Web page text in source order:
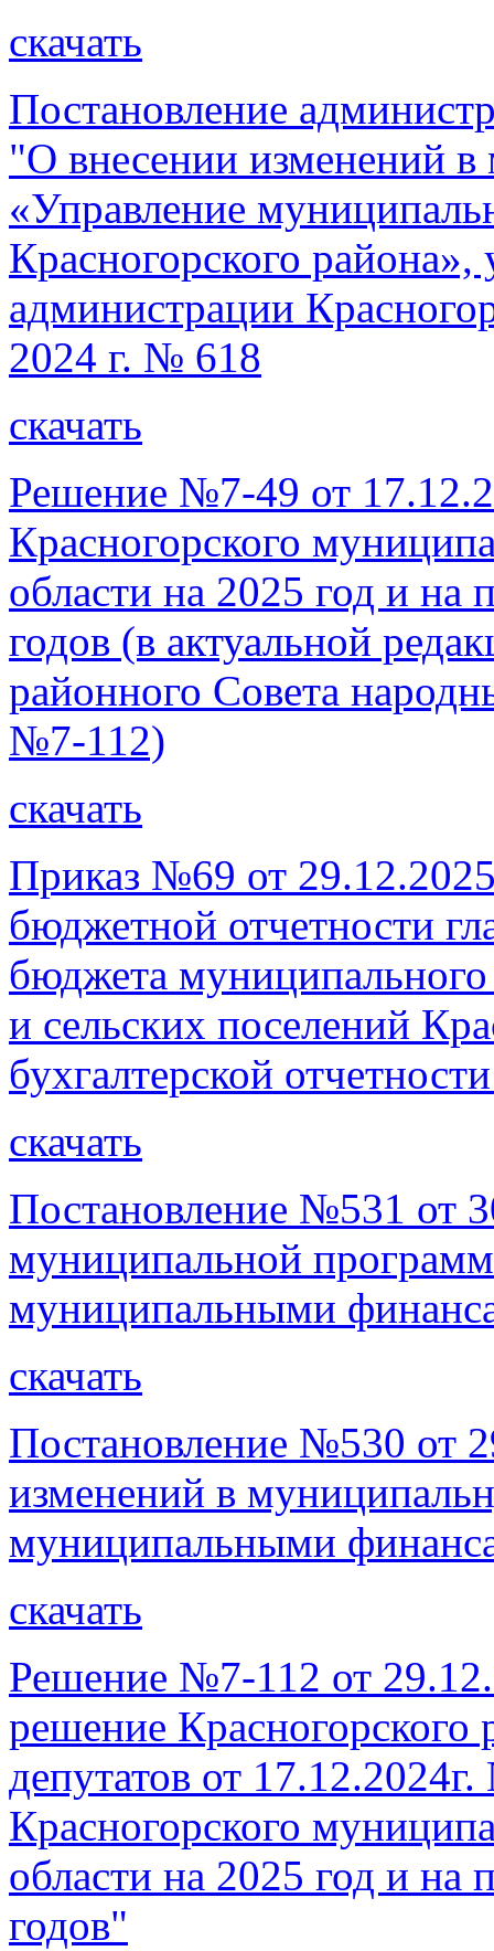
скачать
Постановление
"О внесении изменений
«Управление
Красногорского
администрации
2024 г. № 618
скачать
Решение №7-49 от
Красногорского
области на 2025 год и
годов (в актуальной
районного Совета
№7-112)
скачать
Приказ №69 от
бюджетной отчетности
бюджета
и сельских поселений
бухгалтерской
скачать
Постановление №531 от
муниципальной
муниципальными
скачать
Постановление №530 от
изменений в
муниципальными
скачать
Решение №7-112 от
решение Красногорского
депутатов от
Красногорского
области на 2025 год и
годов"